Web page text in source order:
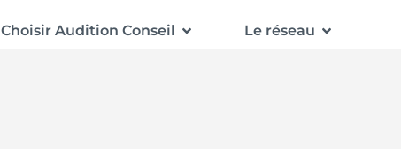
Choisir Audition Conseil Le réseau